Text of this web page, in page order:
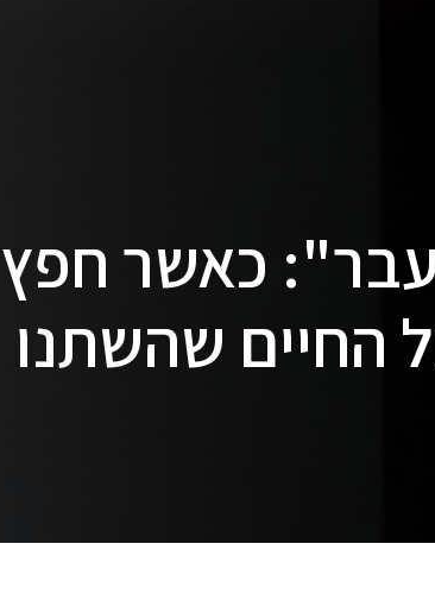
כאשר חפץ
החיים שהשתנו